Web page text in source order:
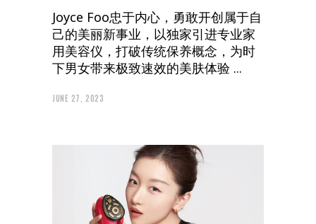
Joyce Foo忠于内心，勇敢开创属于自
己的美丽新事业，以独家引进专业家
用美容仪，打破传统保养概念，为时
下男女带来极致速效的美肤体验
JUNE 27, 2023